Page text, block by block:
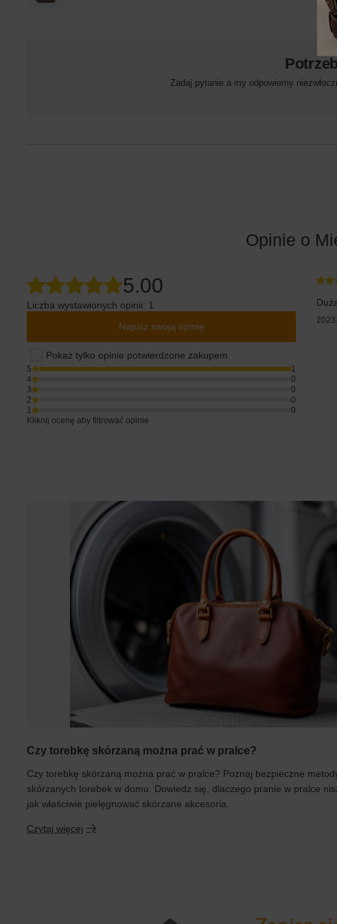
Zadaj pytanie a my odpowiemy
Opinie o
5.00
Liczba wystawionych opinii: 1
Napisz swoją opinię
Pokaż tylko opinie potwierdzone zakupem
5
1
4
0
3
0
2
0
1
0
Kliknij ocenę aby filtrować opinie
Czy torebkę skórzaną można prać w pralce?
Czy torebkę skórzaną można prać w pralce? Poznaj bezpieczne
skórzanych torebek w domu. Dowiedz się, dlaczego pranie w pralce
jak właściwie pielęgnować skórzane akcesoria.
Czytaj więcej